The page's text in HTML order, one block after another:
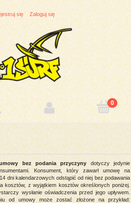
się Zaloguj się
bez podania przyczynydotyczy jedynie
Konsument, który zawarł umowę na
dni kalendarzowych odstąpić od niej bez podawania
kosztów, z wyjątkiem kosztów określonych poniżej.
wysłanie oświadczenia przed jego upływem.
od umowy może zostać złożone na przykład: